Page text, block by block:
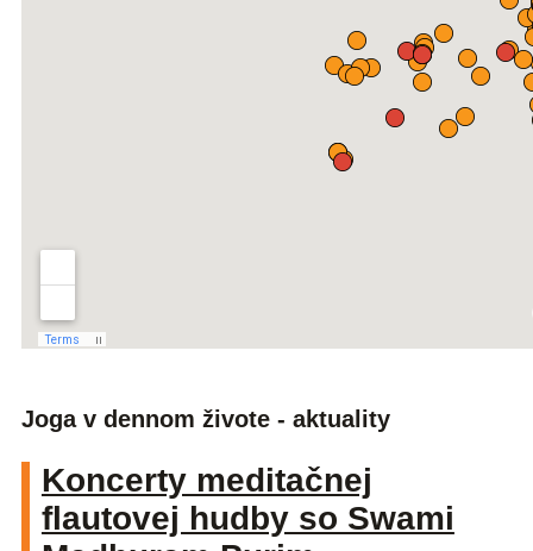
Joga v dennom živote - aktuality
Koncerty meditačnej
flautovej hudby so Swami